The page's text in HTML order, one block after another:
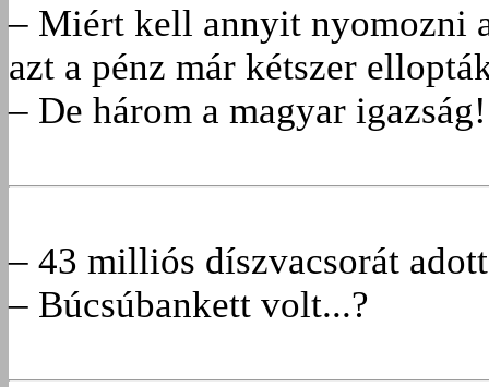
– Miért kell annyit nyomozni
azt a pénz már kétszer
– De három a magyar igazság!
– 43 milliós díszvacsorát
– Búcsúbankett volt...?